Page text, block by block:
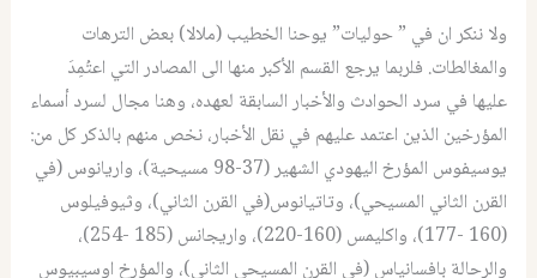
ولا ننكر ان في ” حوليات” يوحنا الخطيب (ملالا) بعض الترهات
والمغالطات. فلربما يرجع القسم الأكبر منها الى المصادر التي اعتُمِدَ
عليها في سرد الحوادث والأخبار السابقة لعهده، وهنا مجال لسرد أسماء
المؤرخين الذين اعتمد عليهم في نقل الأخبار، نخص منهم بالذكر كل من:
يوسيفوس المؤرخ اليهودي الشهير (37-98 مسيحية)، واريانوس (في
القرن الثاني المسيحي)، وتاتيانوس(في القرن الثاني)، وثيوفيلوس
(160 -177)، واكليمس (160-220)، واريجانس (185 -254)،
والرحالة بافسانياس (في القرن المسيحي الثاني)، والمؤرخ اوسيبيوس